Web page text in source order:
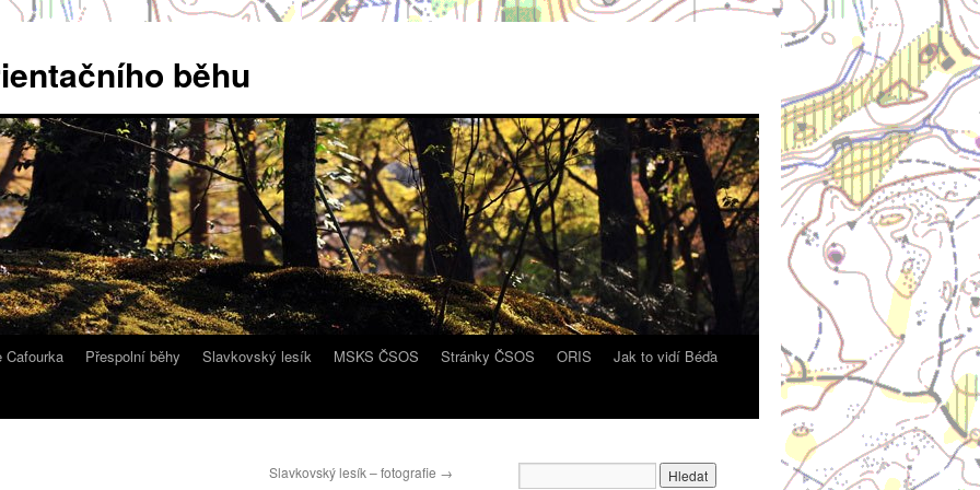
běhu
Cafourka Přespolní běhy Slavkovský lesík MSKS ČSOS Stránky ČSOS ORIS
Jak to vidí Béďa
Slavkovský lesík – fotografie →